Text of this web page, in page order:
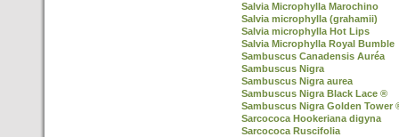
Salvia Microphylla Marochino
Salvia microphylla (grahamii)
Salvia microphylla Hot Lips
Salvia Microphylla Royal Bumble
Sambuscus Canadensis Auréa
Sambuscus Nigra
Sambuscus Nigra aurea
Sambuscus Nigra Black Lace ®
Sambuscus Nigra Golden Tower
Sarcococa Hookeriana digyna
Sarcococa Ruscifolia